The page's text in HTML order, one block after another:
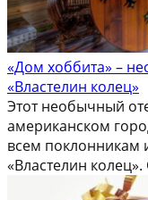
«Дом хоббита» –
«Властелин колец»
Этот необычный
американском
всем поклонникам
«Властелин